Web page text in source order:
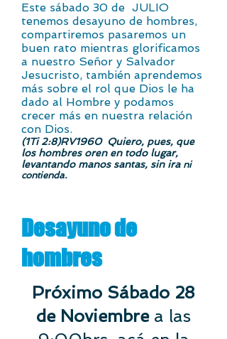
Este sábado 30 de JULIO
tenemos desayuno de hombres,
compartiremos pasaremos un
buen rato mientras glorificamos
a nuestro Señor y Salvador
Jesucristo, también aprendemos
más sobre el rol que Dios le ha
dado al Hombre y podamos
crecer más en nuestra relación
con Dios.
(1Ti 2:8)RV1960 Quiero, pues, que
los hombres oren en todo lugar,
levantando manos santas, sin irani
contienda.
Desayunode
hombres
Próximo Sábado 28
de Noviembrea las